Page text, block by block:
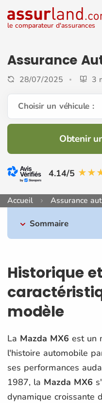
le comparateur d'assurances
Assurance
28/07/2025 3
Choisir un véhicule :
Obtenir
4.14/5
Accueil Assurance
Sommaire
Historique et
modèle
La Mazda MX6 est un
l'histoire automobile
ses performances
1987, la Mazda MX6
dynamique croissante